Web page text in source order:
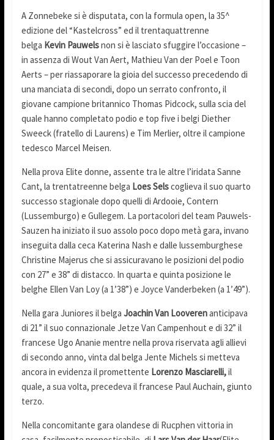
A Zonnebeke si è disputata, con la formula open, la 35^
edizione del “Kastelcross” ed il trentaquattrenne
belga Kevin Pauwelsnon si è lasciato sfuggire l’occasione –
in assenza di Wout Van Aert, Mathieu Van der Poel e Toon
Aerts – per riassaporare la gioia del successo precedendo di
una manciata di secondi, dopo un serrato confronto, il
giovane campione britannico Thomas Pidcock, sulla scia del
quale hanno completato podio e top five i belgi Diether
Sweeck (fratello di Laurens) e Tim Merlier, oltre il campione
tedesco Marcel Meisen.
Nella prova Elite donne, assente tra le altre l’iridata Sanne
Cant, la trentatreenne belga Loes Selscoglieva il suo quarto
successo stagionale dopo quelli di Ardooie, Contern
(Lussemburgo) e Gullegem. La portacolori del team Pauwels-
Sauzen ha iniziato il suo assolo poco dopo metà gara, invano
inseguita dalla ceca Katerina Nash e dalle lussemburghese
Christine Majerus che si assicuravano le posizioni del podio
con 27” e 38” di distacco. In quarta e quinta posizione le
belghe Ellen Van Loy (a 1’38”) e Joyce Vanderbeken (a 1’49”).
Nella gara Juniores il belga Joachin Van Looverenanticipava
di 21” il suo connazionale Jetze Van Campenhout e di 32” il
francese Ugo Ananie mentre nella prova riservata agli allievi
di secondo anno, vinta dal belga Jente Michels si metteva
ancora in evidenza il promettente Lorenzo Masciarelli,il
quale, a sua volta, precedeva il francese Paul Auchain, giunto
terzo.
Nella concomitante gara olandese di Rucphen vittoria in